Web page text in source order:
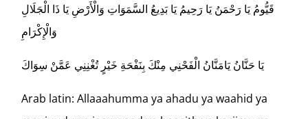
قَيُّومُ يَا رَحْمَنُ يَا رَحِيمُ يَا بَدِيعُ السَّمَوَاتِ وَالْأَرْضِ يَا ذَا الْجَلَالِ
وَالْإِكْرَامِ
يَا حَنَّانُ يَامَنَّانُ الْفَحْنِي مِنْكَ بِنَفْحَةِ خَيْرٍ تُغْنِنِي عَمَّنْ سِوَاكَ
Arab latin: Allaaahumma ya ahadu ya waahid ya